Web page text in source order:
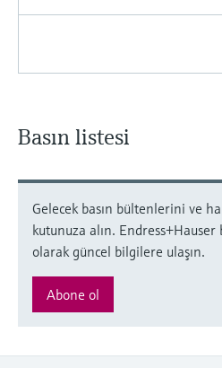
Basın listesi
Gelecek basın bültenlerini ve
kutunuza alın. Endress+Hauser
olarak güncel bilgilere ulaşın.
Abone ol